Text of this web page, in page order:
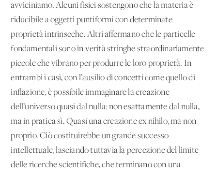
avviciniamo. Alcuni fisici sostengono che la materia è
riducibile a oggetti puntiformi con determinate
proprietà intrinseche. Altri affermano che le particelle
fondamentali sono in verità stringhe straordinariamente
piccole che vibrano per produrre le loro proprietà. In
entrambi i casi, con l’ausilio di concetti come quello di
inflazione, è possibile immaginare la creazione
dell’universo quasi dal nulla: non esattamente dal nulla,
ma in pratica sì. Quasi una creazione ex nihilo, ma non
proprio. Ciò costituirebbe un grande successo
intellettuale, lasciando tuttavia la percezione del limite
delle ricerche scientifiche, che terminano con una